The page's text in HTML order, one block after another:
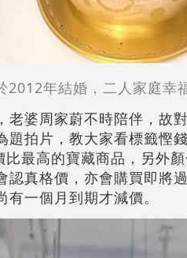
2012年結婚，二人家庭幸
老婆周家蔚不時陪伴，故
題拍片，教大家看標籤慳
最高的寶藏商品，另外
認真格價，亦會購買即將
一個月到期才減價。